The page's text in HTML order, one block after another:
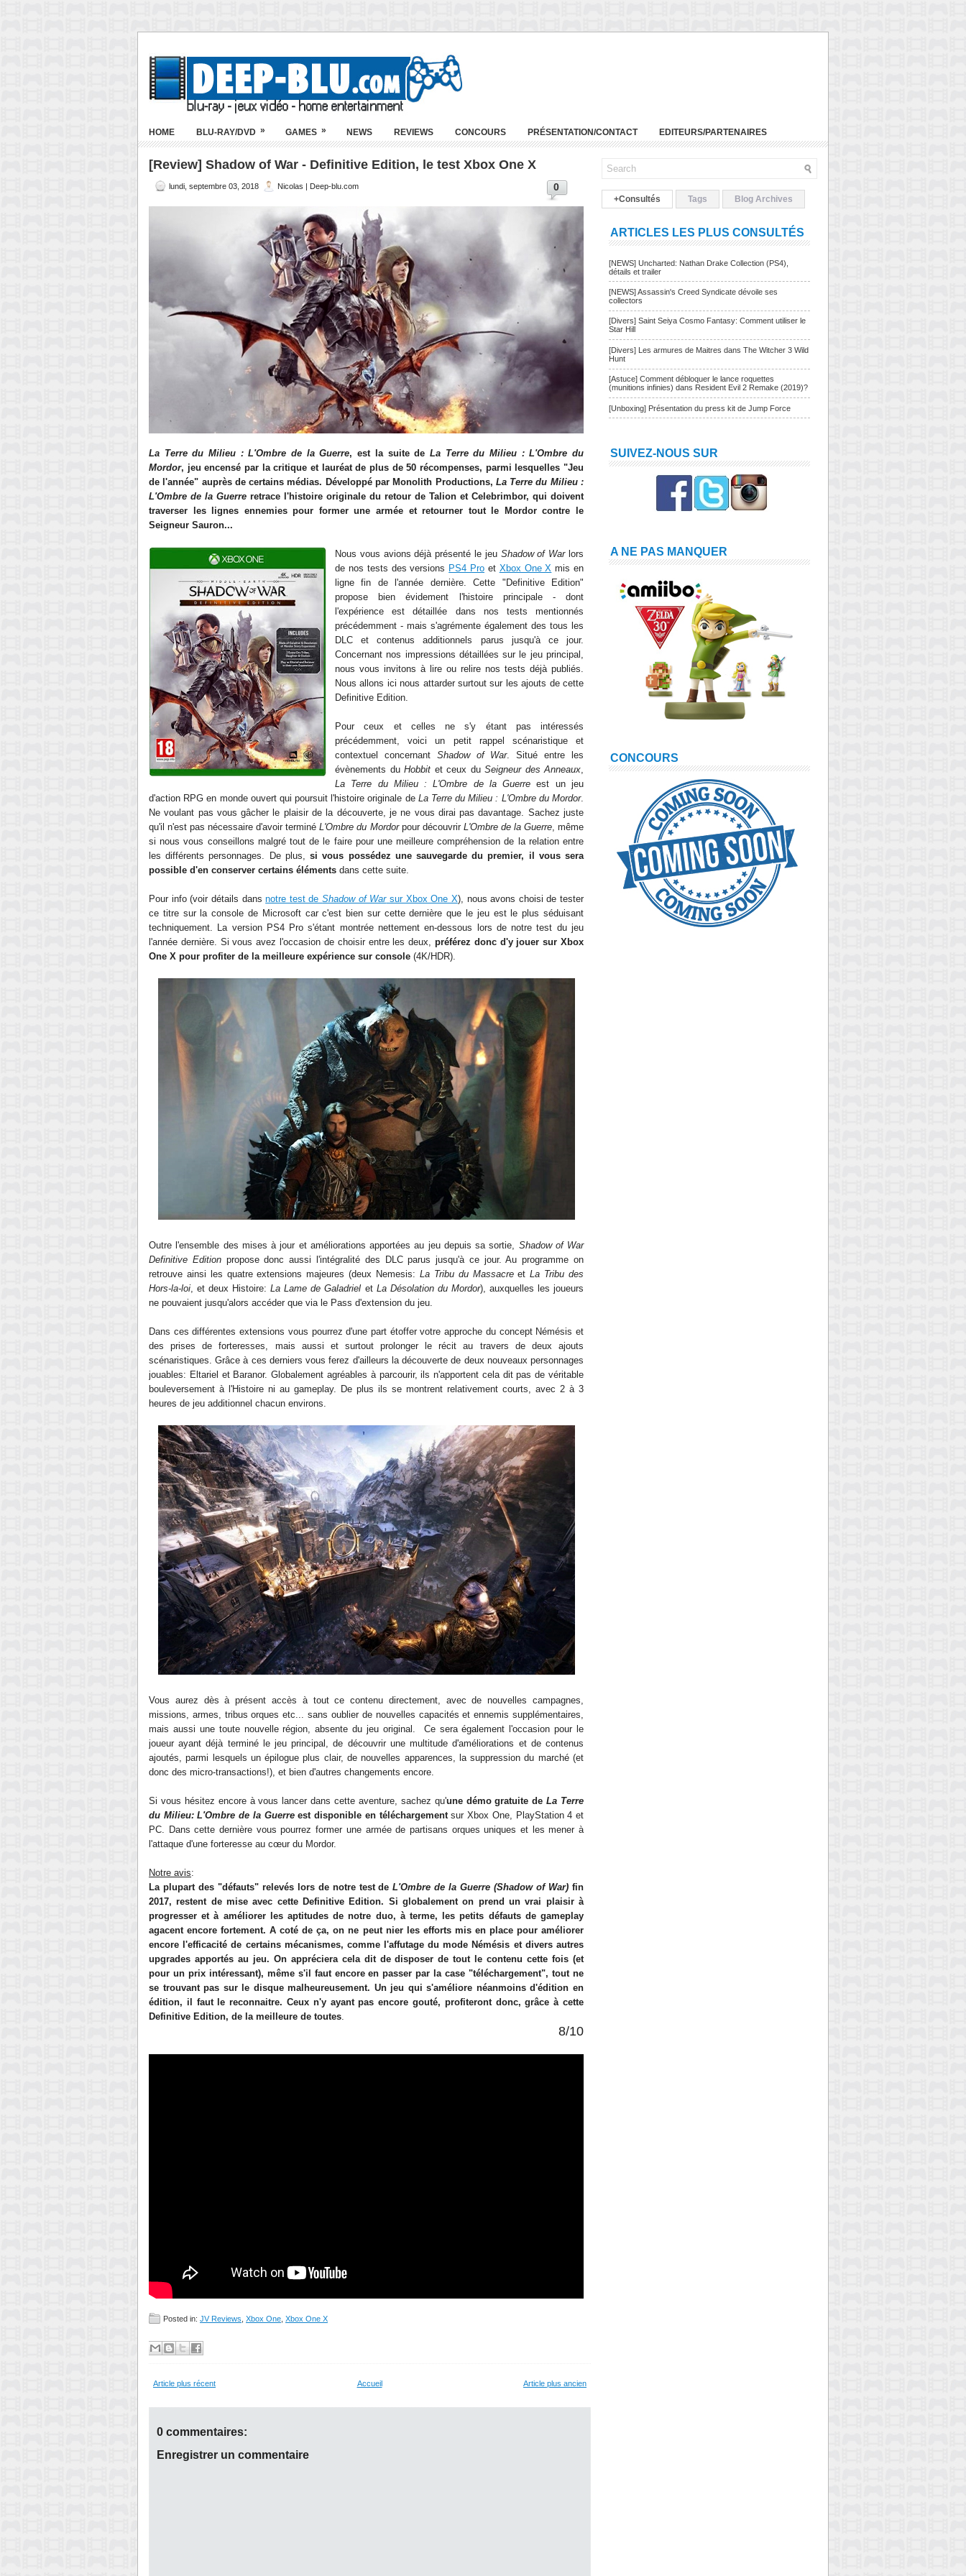
HOME BLU-RAY/DVD » GAMES » NEWS REVIEWS CONCOURS PRÉSENTATION/CONTACT EDITEURS/PARTENAIRES
[Review] Shadow of War - Definitive Edition, le test Xbox One X
lundi, septembre 03, 2018 Nicolas | Deep-blu.com 0
La Terre du Milieu : L'Ombre de la Guerre, est la suite de La Terre du Milieu : L'Ombre du
Mordor, jeu encensé par la critique et lauréat de plus de 50 récompenses, parmi lesquelles "Jeu
de l'année" auprès de certains médias. Développé par Monolith Productions, La Terre du Milieu :
L'Ombre de la Guerre retrace l'histoire originale du retour de Talion et Celebrimbor, qui doivent
traverser les lignes ennemies pour former une armée et retourner tout le Mordor contre le
Seigneur Sauron...
Nous vous avions déjà présenté le jeu Shadow of Warlors
de nos tests des versions PS4 Pro et Xbox One X mis en
ligne fin de l'année dernière. Cette "Definitive Edition"
propose bien évidement l'histoire principale - dont
l'expérience est détaillée dans nos tests mentionnés
précédemment - mais s'agrémente également des tous les
DLC et contenus additionnels parus jusqu'à ce jour.
Concernant nos impressions détaillées sur le jeu principal,
nous vous invitons à lire ou relire nos tests déjà publiés.
Nous allons ici nous attarder surtout sur les ajouts de cette
Definitive Edition.
Pour ceux et celles ne s'y étant pas intéressés
précédemment, voici un petit rappel scénaristique et
contextuel concernant Shadow of War. Situé entre les
évènements du Hobbit et ceux du Seigneur des Anneaux,
La Terre du Milieu : L'Ombre de la Guerre est un jeu
d'action RPG en monde ouvert qui poursuit l'histoire originale de La Terre du Milieu : L'Ombre du Mordor.
Ne voulant pas vous gâcher le plaisir de la découverte, je ne vous dirai pas davantage. Sachez juste
qu'il n'est pas nécessaire d'avoir terminéL'Ombre du Mordorpour découvrir L'Ombre de la Guerre, même
si nous vous conseillons malgré tout de le faire pour une meilleure compréhension de la relation entre
les différents personnages. De plus,si vous possédez une sauvegarde du premier, il vous sera
possible d'en conserver certains éléments dans cette suite.
Pour info (voir détails dansnotre test deShadow of Warsur Xbox One X), nous avons choisi de tester
ce titre sur la console de Microsoft car c'est bien sur cette dernière que le jeu est le plus séduisant
techniquement. La version PS4 Pro s'étant montrée nettement en-dessous lors de notre test du jeu
l'année dernière. Si vous avez l'occasion de choisir entre les deux, préférez donc d'y jouer sur Xbox
One X pour profiter de la meilleure expérience sur console (4K/HDR).
Outre l'ensemble des mises à jour et améliorations apportées au jeu depuis sa sortie, Shadow of War
Definitive Editionpropose donc aussi l'intégralité des DLC parus jusqu'à ce jour. Au programme on
retrouve ainsi les quatre extensions majeures (deux Nemesis: La Tribu du MassacreetLa Tribu des
Hors-la-loi, et deux Histoire:La Lame de Galadriel et La Désolation du Mordor), auxquelles les joueurs
ne pouvaient jusqu'alors accéder que via le Pass d'extension du jeu.
Dans ces différentes extensions vous pourrez d'une part étoffer votre approche du concept Némésis et
des prises de forteresses, mais aussi et surtout prolonger le récit au travers de deux ajouts
scénaristiques. Grâce à ces derniers vous ferez d'ailleurs la découverte de deux nouveaux personnages
jouables: Eltariel et Baranor. Globalement agréables à parcourir, ils n'apportent cela dit pas de véritable
bouleversement à l'Histoire ni au gameplay. De plus ils se montrent relativement courts, avec 2 à 3
heures de jeu additionnel chacun environs.
Vous aurez dès à présent accès à tout ce contenu directement, avec de nouvelles campagnes,
missions, armes, tribus orques etc... sans oublier de nouvelles capacités et ennemis supplémentaires,
mais aussi une toute nouvelle région, absente du jeu original. Ce sera également l'occasion pour le
joueur ayant déjà terminé le jeu principal, de découvrir une multitude d'améliorations et de contenus
ajoutés, parmi lesquels un épilogue plus clair, de nouvelles apparences, la suppression du marché (et
donc des micro-transactions!), et bien d'autres changements encore.
Si vous hésitez encore à vous lancer dans cette aventure, sachez qu'une démo gratuite deLa Terre
du Milieu: L'Ombre de la Guerreest disponible en téléchargementsur Xbox One, PlayStation 4 et
PC. Dans cette dernière vous pourrez former une armée de partisans orques uniques et les mener à
l'attaque d'une forteresse au cœur du Mordor.
Notre avis:
La plupart des "défauts" relevés lors de notre test deL'Ombre de la Guerre (Shadow of War) fin
2017, restent de mise avec cette Definitive Edition. Si globalement on prend un vrai plaisir à
progresser et à améliorer les aptitudes de notre duo, à terme, les petits défauts de gameplay
agacent encore fortement. A coté de ça, on ne peut nier les efforts mis en place pour améliorer
encore l'efficacité de certains mécanismes, comme l'affutage du mode Némésis et divers autres
upgrades apportés au jeu. On appréciera cela dit de disposer de tout le contenu cette fois (et
pour un prix intéressant), même s'il faut encore en passer par la case "téléchargement", tout ne
se trouvant pas sur le disque malheureusement. Un jeu qui s'améliore néanmoins d'édition en
édition, il faut le reconnaitre. Ceux n'y ayant pas encore gouté, profiteront donc, grâce à cette
Definitive Edition, de la meilleure de toutes.
8/10
Posted in: JV Reviews Xbox One Xbox One X
Article plus récent Article plus ancien
Accueil
0 commentaires:
Enregistrer un commentaire
+Consultés Tags Blog Archives
ARTICLES LES PLUS CONSULTÉS
[NEWS] Uncharted: Nathan Drake Collection (PS4),
détails et trailer
[NEWS] Assassin's Creed Syndicate dévoile ses
collectors
[Divers] Saint Seiya Cosmo Fantasy: Comment utiliser le
Star Hill
[Divers] Les armures de Maitres dans The Witcher 3 Wild
Hunt
[Astuce] Comment débloquer le lance roquettes
(munitions infinies) dans Resident Evil 2 Remake (2019)?
[Unboxing] Présentation du press kit de Jump Force
SUIVEZ-NOUS SUR
A NE PAS MANQUER
CONCOURS